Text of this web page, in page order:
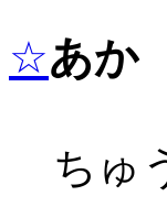
☆あか
ちゅ